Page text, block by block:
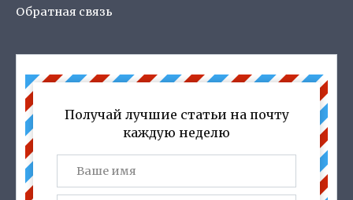
Обратная связь
Получай лучшие статьи на почту
каждую неделю